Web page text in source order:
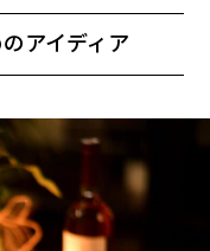
アイディア